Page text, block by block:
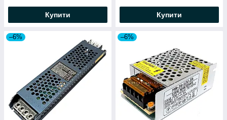
Купити Купити
–6% –6%